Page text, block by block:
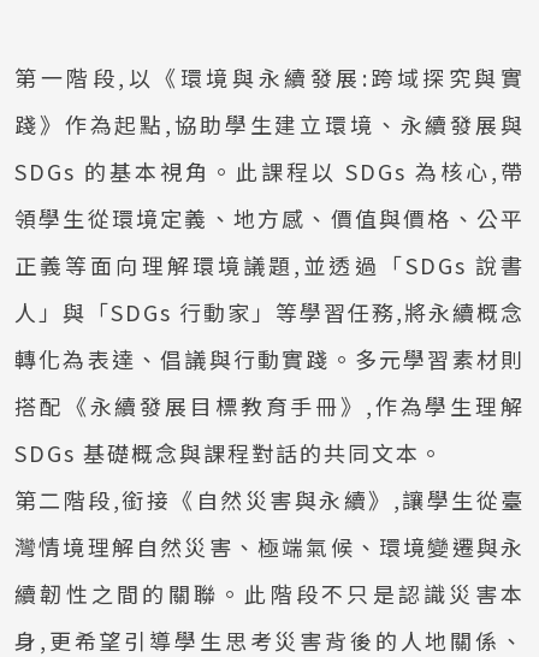
第一階段,以《環境與永續發展:跨域探究與實
踐》作為起點,協助學生建立環境、永續發展與
SDGs 的基本視角。此課程以 SDGs 為核心,帶
領學生從環境定義、地方感、價值與價格、公平
正義等面向理解環境議題,並透過「SDGs 說書
人」與「SDGs 行動家」等學習任務,將永續概念
轉化為表達、倡議與行動實踐。多元學習素材則
搭配《永續發展目標教育手冊》,作為學生理解
SDGs 基礎概念與課程對話的共同文本。
第二階段,銜接《自然災害與永續》,讓學生從臺
灣情境理解自然災害、極端氣候、環境變遷與永
續韌性之間的關聯。此階段不只是認識災害本
身,更希望引導學生思考災害背後的人地關係、